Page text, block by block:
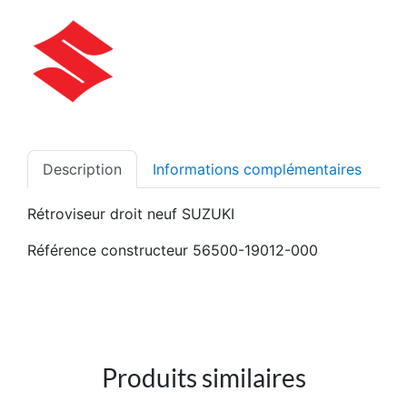
Description Informations complémentaires
Rétroviseur droit neuf SUZUKI
Référence constructeur 56500-19012-000
Produits similaires